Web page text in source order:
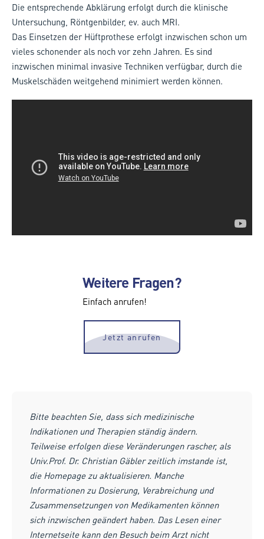
Die entsprechende Abklärung erfolgt durch die klinische
Untersuchung, Röntgenbilder, ev. auch MRI.
Das Einsetzen der Hüftprothese erfolgt inzwischen schon um
vieles schonender als noch vor zehn Jahren. Es sind
inzwischen minimal invasive Techniken verfügbar, durch die
Muskelschäden weitgehend minimiert werden können.
Weitere Fragen?
Einfach anrufen!
Jetzt anrufen
Bitte beachten Sie, dass sich medizinische
Indikationen und Therapien ständig ändern.
Teilweise erfolgen diese Veränderungen rascher, als
Univ.Prof. Dr. Christian Gäbler zeitlich imstande ist,
die Homepage zu aktualisieren. Manche
Informationen zu Dosierung, Verabreichung und
Zusammensetzungen von Medikamenten können
sich inzwischen geändert haben. Das Lesen einer
Internetseite kann den Besuch beim Arzt nicht